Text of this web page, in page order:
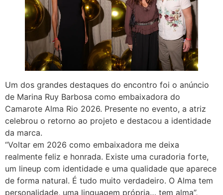
Um dos grandes destaques do encontro foi o anúncio
de Marina Ruy Barbosa como embaixadora do
Camarote Alma Rio 2026. Presente no evento, a atriz
celebrou o retorno ao projeto e destacou a identidade
da marca.
“Voltar em 2026 como embaixadora me deixa
realmente feliz e honrada. Existe uma curadoria forte,
um lineup com identidade e uma qualidade que aparece
de forma natural. É tudo muito verdadeiro. O Alma tem
personalidade, uma linguagem própria… tem alma”,